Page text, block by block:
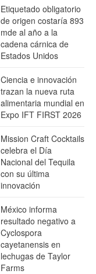
Etiquetado obligatorio
de origen costaría 893
mde al año a la
cadena cárnica de
Estados Unidos
Ciencia e innovación
trazan la nueva ruta
alimentaria mundial en
Expo IFT FIRST 2026
Mission Craft Cocktails
celebra el Día
Nacional del Tequila
con su última
innovación
México informa
resultado negativo a
Cyclospora
cayetanensis en
lechugas de Taylor
Farms